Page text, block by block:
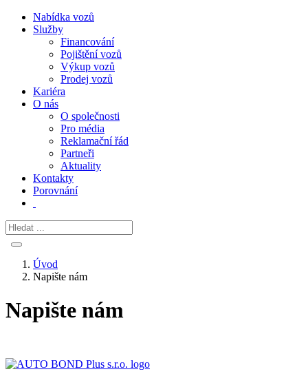
Nabídka vozů
Služby
Financování
Pojištění vozů
Výkup vozů
Prodej vozů
Kariéra
O nás
O společnosti
Pro média
Reklamační řád
Partneři
Aktuality
Kontakty
Porovnání
Úvod
Napište nám
Napište nám